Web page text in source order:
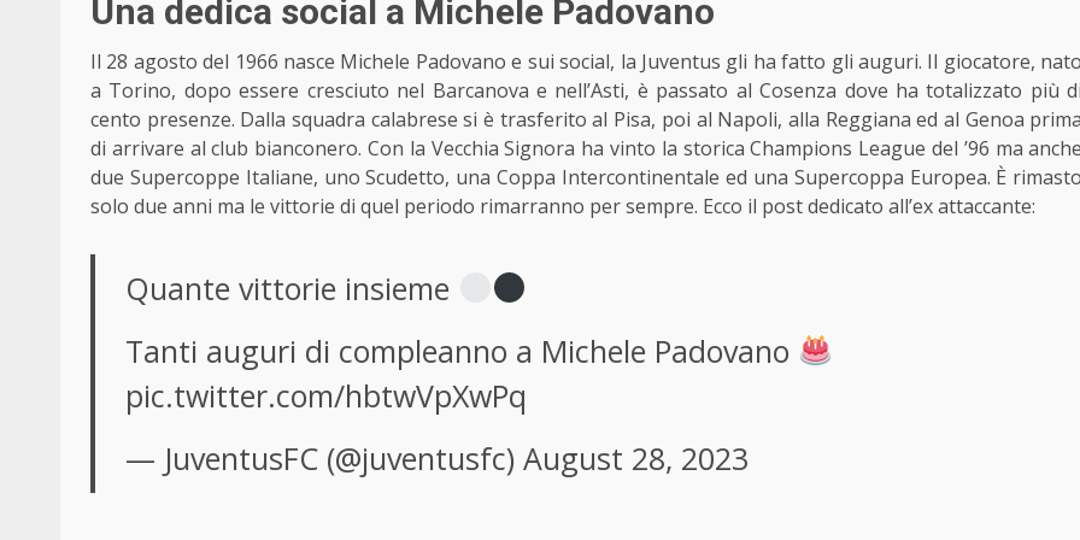
Una dedica social a Michele Padovano
Il 28 agosto del 1966 nasce Michele Padovano e sui social, la Juventus gli ha fatto gli auguri. Il giocatore, nato
a Torino, dopo essere cresciuto nel Barcanova e nell’Asti, è passato al Cosenza dove ha totalizzato più di
cento presenze. Dalla squadra calabrese si è trasferito al Pisa, poi al Napoli, alla Reggiana ed al Genoa prima
di arrivare al club bianconero. Con la Vecchia Signora ha vinto la storica Champions League del ’96 ma anche
due Supercoppe Italiane, uno Scudetto, una Coppa Intercontinentale ed una Supercoppa Europea. È rimasto
solo due anni ma le vittorie di quel periodo rimarranno per sempre. Ecco il post dedicato all’ex attaccante:
Quante vittorie insieme
Tanti auguri di compleanno a Michele Padovano
pic.twitter.com/hbtwVpXwPq
— JuventusFC (@juventusfc) August 28, 2023